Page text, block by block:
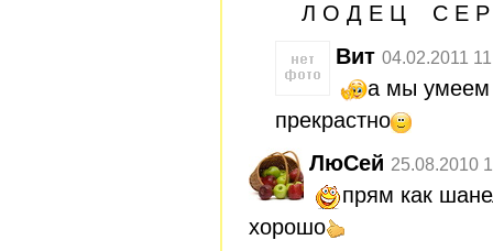
Л О Д Е Ц С Е Р
Вит 04.02.2011
а мы умеем
прекрастно
ЛюСей 25.08.2010
прям как
хорошо